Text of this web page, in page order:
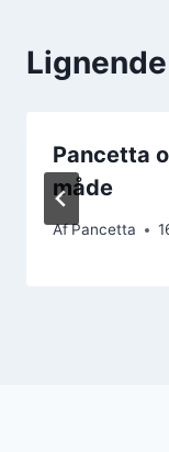
Pancetta
måde
AfPancetta